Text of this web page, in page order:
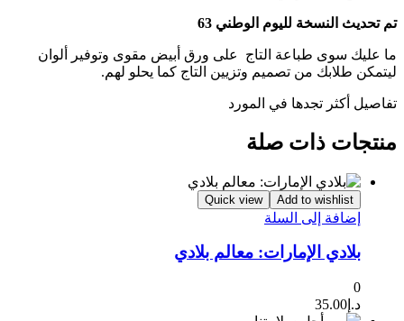
تم تحديث النسخة لليوم الوطني 63
ما عليك سوى طباعة التاج على ورق أبيض مقوى وتوفير ألوان
ليتمكن طلابك من تصميم وتزيين التاج كما يحلو لهم.
تفاصيل أكثر تجدها في المورد
منتجات ذات صلة
Add to wishlist
Quick view
إضافة إلى السلة
بلادي الإمارات: معالم بلادي
0
د.إ 35.00